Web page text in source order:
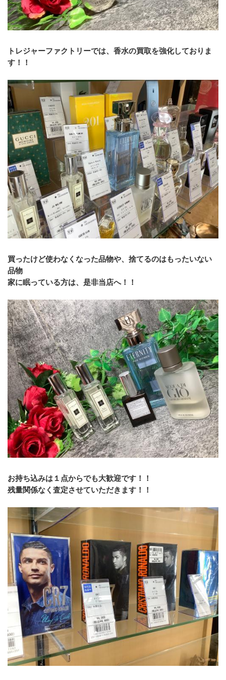
トレジャーファクトリーでは、香水の買取を強化しておりま
す！！
買ったけど使わなくなった品物や、捨てるのはもったいない
品物
家に眠っている方は、是非当店へ！！
お持ち込みは１点からでも大歓迎です！！
残量関係なく査定させていただきます！！